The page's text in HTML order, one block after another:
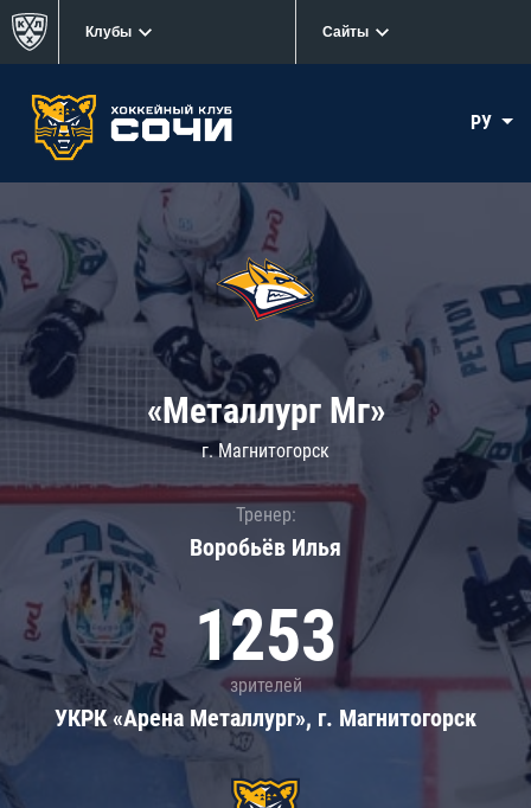
Клубы Сайты
РУ
«Металлург Мг»
г. Магнитогорск
Тренер:
Воробьёв Илья
1253
зрителей
УКРК «Арена Металлург», г. Магнитогорск